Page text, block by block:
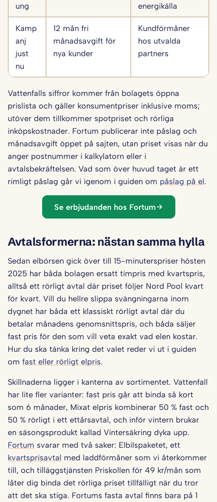
ung
energikälla
Kamp
anj
just
nu
12 mån fri
månadsavgift för
nya kunder
Kundförmåner
hos utvalda
partners
Vattenfalls siffror kommer från bolagets öppna
prislista och gäller konsumentpriser inklusive moms;
utöver dem tillkommer spotpriset och rörliga
inköpskostnader. Fortum publicerar inte påslag och
månadsavgift öppet på sajten, utan priset visas när du
anger postnummer i kalkylatorn eller i
avtalsbekräftelsen. Vad som över huvud taget är ett
rimligt påslag går vi igenom i guiden om påslag på el.
Se erbjudanden hos Fortum
Avtalsformerna: nästan samma hylla
Sedan elbörsen gick över till 15-minuterspriser hösten
2025 har båda bolagen ersatt timpris med kvartspris,
alltså ett rörligt avtal där priset följer Nord Pool kvart
för kvart. Vill du hellre slippa svängningarna inom
dygnet har båda ett klassiskt rörligt avtal där du
betalar månadens genomsnittspris, och båda säljer
fast pris för den som vill veta exakt vad elen kostar.
Hur du ska tänka kring det valet reder vi ut i guiden
om fast eller rörligt elpris.
Skillnaderna ligger i kanterna av sortimentet. Vattenfall
har lite fler varianter: fast pris går att binda så kort
som 6 månader, Mixat elpris kombinerar 50 % fast och
50 % rörligt i ett ettårsavtal, och inför vintern brukar
en säsongsprodukt kallad Vintersäkring dyka upp.
Fortum svarar med två saker: Elbilspaketet, ett
kvartsprisavtal med laddförmåner som vi återkommer
till, och tilläggstjänsten Priskollen för 49 kr/mån som
låter dig binda det rörliga priset tillfälligt när du tror
att det ska stiga. Fortums fasta avtal finns bara på 1